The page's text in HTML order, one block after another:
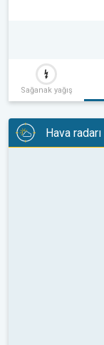
Sağanak yağış
Hava radarı